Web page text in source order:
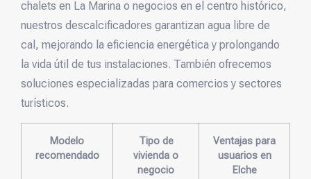
chalets en La Marina o negocios en el centro histórico,
nuestros descalcificadores garantizan agua libre de
cal, mejorando la eficiencia energética y prolongando
la vida útil de tus instalaciones. También ofrecemos
soluciones especializadas para comercios y sectores
turísticos.
Modelo
recomendado
Tipo de
vivienda o
negocio
Ventajas para
usuarios en
Elche